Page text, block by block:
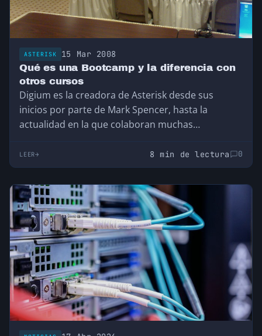
ASTERISK 15 Mar 2008
Qué es una Bootcamp y la diferencia con
otros cursos
Digium es la creadora de Asterisk desde sus
inicios por parte de Mark Spencer, hasta la
actualidad en la que colaboran muchas…
LEER 8 min de lectura 0